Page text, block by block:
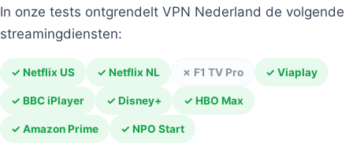
In onze tests ontgrendelt VPN Nederland de volgende
streamingdiensten:
✓ Netflix US ✓ Netflix NL ✗ F1 TV Pro ✓ Viaplay
✓ BBC iPlayer ✓ Disney+ ✓ HBO Max
✓ Amazon Prime ✓ NPO Start